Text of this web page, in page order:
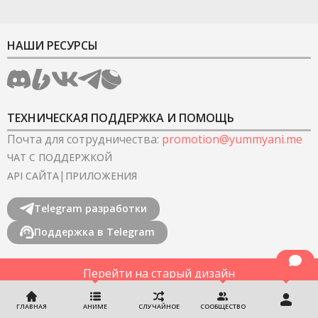
ГЛАВНАЯ АНИМЕ СЛУЧАЙНОЕ СООБЩЕСТВО
НАШИ РЕСУРСЫ
ТЕХНИЧЕСКАЯ ПОДДЕРЖКА И ПОМОЩЬ
Почта для сотрудничества: promotion@yummyani.me
ЧАТ С ПОДДЕРЖКОЙ
API САЙТА| ПРИЛОЖЕНИЯ
Telegram разработки
Поддержка в Telegram
Перейти на старый дизайн
©2022-2026YummyAnime.Все права защищены